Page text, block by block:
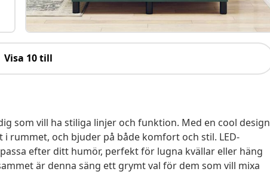
Visa 10 till
som vill ha stiliga linjer och funktion. Med en cool design
rummet, och bjuder på både komfort och stil. LED-
efter ditt humör, perfekt för lugna kvällar eller häng
är denna säng ett grymt val för dem som vill mixa